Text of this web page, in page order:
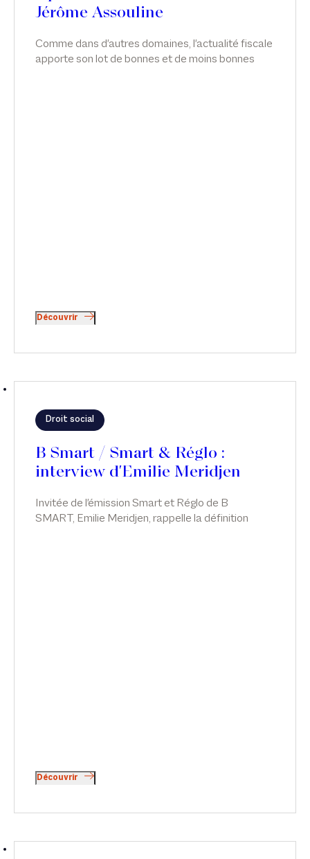
Comme dans d'autres domaines, l'actualité fiscale
apporte son lot de bonnes et de moins bonnes
Jérôme Assouline
Découvrir
Droit social
Invitée de l'émission Smart et Réglo de B
SMART, Emilie Meridjen, rappelle la définition
B Smart / Smart & Réglo :
interview d'Emilie Meridjen
Découvrir